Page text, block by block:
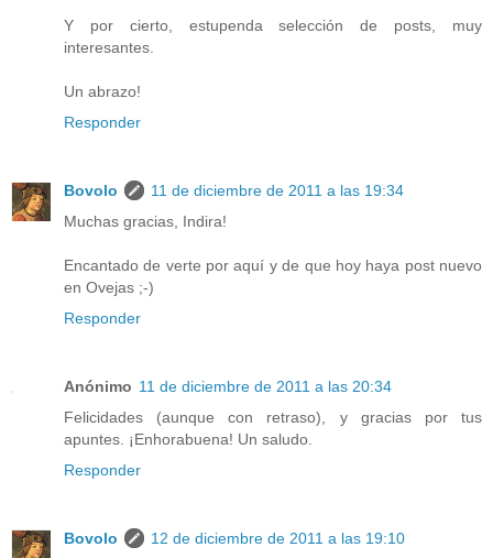
Y por cierto, estupenda selección de posts, muy
interesantes.
Un abrazo!
Responder
Bovolo
11 de diciembre de 2011 a las 19:34
Muchas gracias, Indira!
Encantado de verte por aquí y de que hoy haya post nuevo
en Ovejas ;-)
Responder
Anónimo 11 de diciembre de 2011 a las 20:34
Felicidades (aunque con retraso), y gracias por tus
apuntes. ¡Enhorabuena! Un saludo.
Responder
Bovolo
12 de diciembre de 2011 a las 19:10